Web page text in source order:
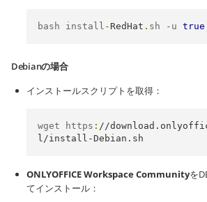
bash install - RedHat . sh - u true
Debianの場合
インストールスクリプトを取得：
wget https : //
l/install-Debian.sh
ONLYOFFICE Workspace Communityを
てインストール：